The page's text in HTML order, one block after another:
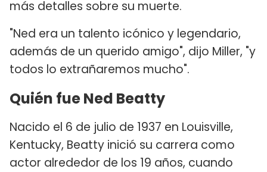
más detalles sobre su muerte.
"Ned era un talento icónico y legendario,
además de un querido amigo", dijo Miller, "y
todos lo extrañaremos mucho".
Quién fue Ned Beatty
Nacido el 6 de julio de 1937 en Louisville,
Kentucky, Beatty inició su carrera como
actor alrededor de los 19 años, cuando